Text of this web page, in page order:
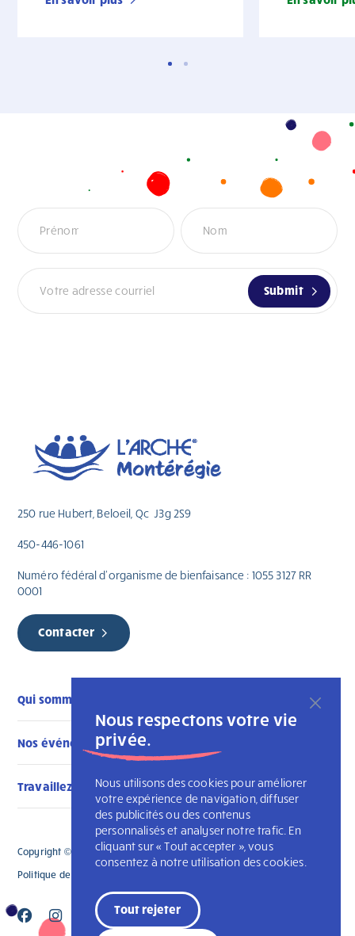
Nous respectons votre vie
privée.
Nous utilisons des cookies pour améliorer
votre expérience de navigation, diffuser
des publicités ou des contenus
personnalisés et analyser notre trafic. En
cliquant sur « Tout accepter », vous
consentez à notre utilisation des cookies.
Tout rejeter
Infolettre
Submit
250 rue Hubert, Beloeil, Qc J3g 2S9
450-446-1061
Numéro fédéral d’organisme de bienfaisance : 1055 3127 RR
0001
Contacter
Qui sommes-nous
Nos événements
Travaillez avec nous
Copyright © 2026 L'Arche Montérégie. Tous droits réservés
Politique de confidentialité